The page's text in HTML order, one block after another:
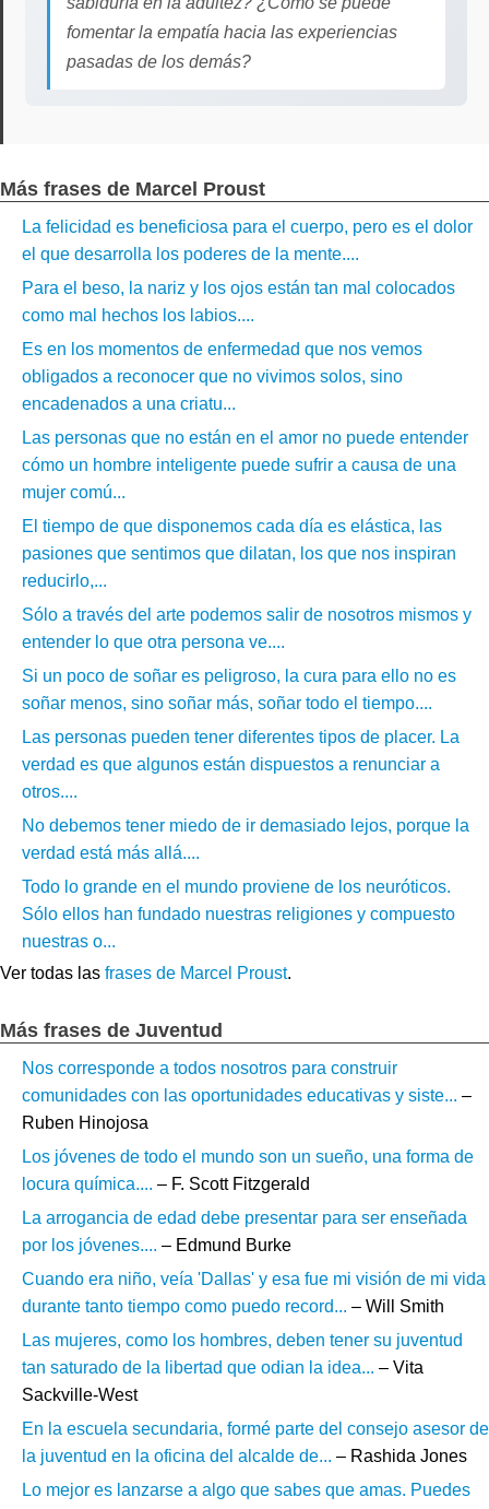
fomentar la empatía hacia las experiencias
pasadas de los demás?
Más frases de Marcel Proust
La felicidad es beneficiosa para el cuerpo, pero es el dolor
el que desarrolla los poderes de la mente....
Para el beso, la nariz y los ojos están tan mal colocados
como mal hechos los labios....
Es en los momentos de enfermedad que nos vemos
obligados a reconocer que no vivimos solos, sino
encadenados a una criatu...
Las personas que no están en el amor no puede entender
cómo un hombre inteligente puede sufrir a causa de una
mujer comú...
El tiempo de que disponemos cada día es elástica, las
pasiones que sentimos que dilatan, los que nos inspiran
reducirlo,...
Sólo a través del arte podemos salir de nosotros mismos y
entender lo que otra persona ve....
Si un poco de soñar es peligroso, la cura para ello no es
soñar menos, sino soñar más, soñar todo el tiempo....
Las personas pueden tener diferentes tipos de placer. La
verdad es que algunos están dispuestos a renunciar a
otros....
No debemos tener miedo de ir demasiado lejos, porque la
verdad está más allá....
Todo lo grande en el mundo proviene de los neuróticos.
Sólo ellos han fundado nuestras religiones y compuesto
nuestras o...
Ver todas las frases de Marcel Proust.
Más frases de Juventud
Nos corresponde a todos nosotros para construir
comunidades con las oportunidades educativas y siste... –
Ruben Hinojosa
Los jóvenes de todo el mundo son un sueño, una forma de
locura química.... – F. Scott Fitzgerald
La arrogancia de edad debe presentar para ser enseñada
por los jóvenes.... – Edmund Burke
Cuando era niño, veía 'Dallas' y esa fue mi visión de mi vida
durante tanto tiempo como puedo record... – Will Smith
Las mujeres, como los hombres, deben tener su juventud
tan saturado de la libertad que odian la idea... – Vita
Sackville-West
En la escuela secundaria, formé parte del consejo asesor de
la juventud en la oficina del alcalde de... – Rashida Jones
Lo mejor es lanzarse a algo que sabes que amas. Puedes